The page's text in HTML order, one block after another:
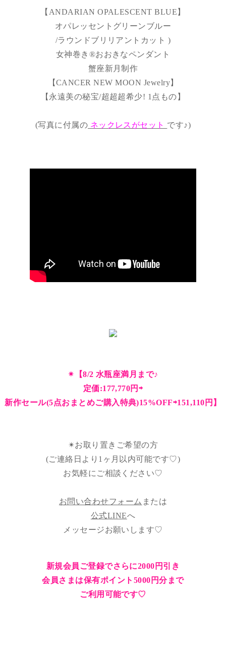
【ANDARIAN OPALESCENT BLUE】
オパレッセントグリーンブルー
/ラウンドブリリアントカット )
女神巻き®︎おおきなペンダント
蟹座新月制作
【CANCER NEW MOON Jewelry】
【永遠美の秘宝/超超超希少! 1点もの】
(写真に付属の ネックレスがセット です♪)
✴︎【8/2 水瓶座満月まで♪
定価:177,770円⇨
新作セール(5点おまとめご購入特典)15%OFF⇨151,110円】
✴︎お取り置きご希望の方
(ご連絡日より1ヶ月以内可能です♡)
お気軽にご相談ください♡
お問い合わせフォーム または
公式LINEへ
メッセージお願いします♡
新規会員ご登録でさらに2000円引き
会員さまは保有ポイント5000円分まで
ご利用可能です♡